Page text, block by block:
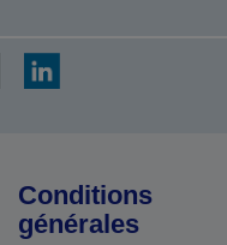
Conditions
générales